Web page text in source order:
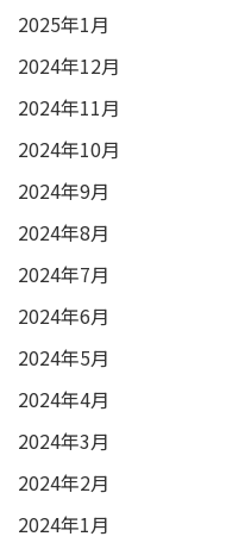
2025年1月
2024年12月
2024年11月
2024年10月
2024年9月
2024年8月
2024年7月
2024年6月
2024年5月
2024年4月
2024年3月
2024年2月
2024年1月